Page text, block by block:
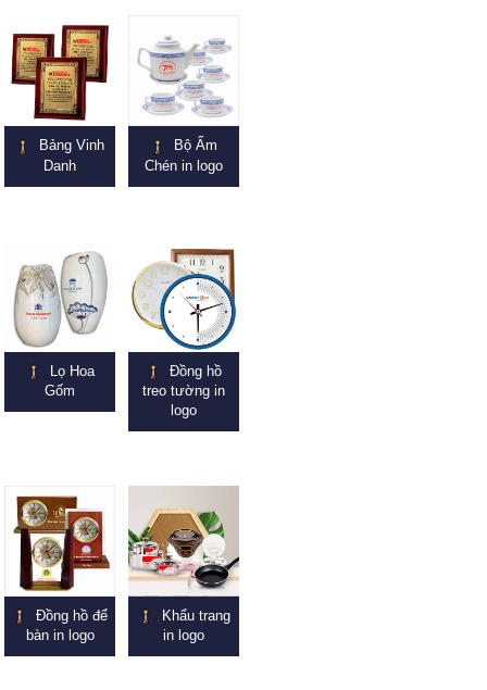
Bảng Vinh
Danh
Bộ Ấm
Chén in logo
Lọ Hoa
Gốm
Đồng hồ
treo tường in
logo
Đồng hồ để
bàn in logo
Khẩu trang
in logo